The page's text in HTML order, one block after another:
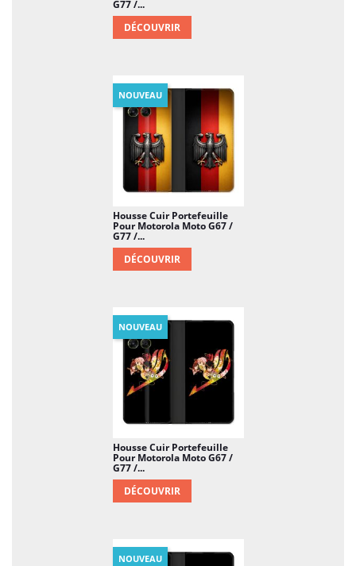
G77 /...
DÉCOUVRIR
Housse Cuir Portefeuille
Pour Motorola Moto G67 /
G77 /...
DÉCOUVRIR
NOUVEAU
Housse Cuir Portefeuille
Pour Motorola Moto G67 /
G77 /...
DÉCOUVRIR
NOUVEAU
NOUVEAU